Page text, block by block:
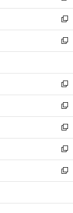
開
く
ウ
で
開
く
ン
ド
ウ
で
開
ウ
ィ
ン
ド
ウ
開
く
し
い
ウ
ィ
ン
ウ
で
開
く
新
し
い
ウ
ン
ド
ウ
で
開
く
新
し
ウ
ィ
ン
ド
ウ
で
開
く
新
し
い
ウ
ィ
ン
ド
ウ
で
開
新
し
い
ウ
ィ
ン
ド
ウ
開
新
し
い
ウ
ィ
ン
ウ
新
し
い
ウ
ン
新
し
ウ